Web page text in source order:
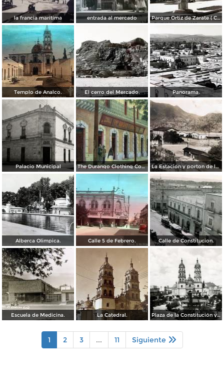
la francia maritima entrada al mercado Parque Ortiz de Zarate ( Circulada el 21 de Marzo de 1937 ).
Templo de Analco. El cerro del Mercado. Panorama.
Palacio Municipal The Durango Clothing Company La Estacion y porton de la fabrica Dinamita.
Alberca Olimpica. Calle 5 de Febrero. Calle de Constitucion.
Escuela de Medicina. La Catedral. Plaza de la Constitución y Catedral de Durango
1 2 3 ... 11 Siguiente